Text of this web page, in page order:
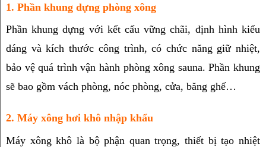
1. Phần khung dựng phòng xông
Phần khung dựng với kết cấu vững chãi, định hình kiểu
dáng và kích thước công trình, có chức năng giữ nhiệt,
bảo vệ quá trình vận hành phòng xông sauna. Phần khung
sẽ bao gồm vách phòng, nóc phòng, cửa, băng ghế…
2. Máy xông hơi khô nhập khẩu
Máy xông khô là bộ phận quan trọng, thiết bị tạo nhiệt